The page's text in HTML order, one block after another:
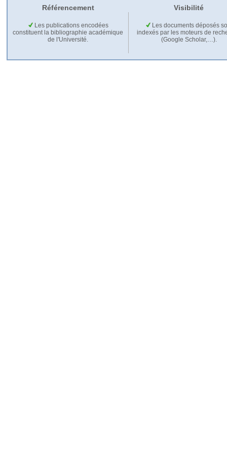
Référencement Visibilité
Les publications encodées
constituent la bibliographie académique
de l'Université.
Les documents déposés
indexés par les moteurs de
(Google Scholar,…).